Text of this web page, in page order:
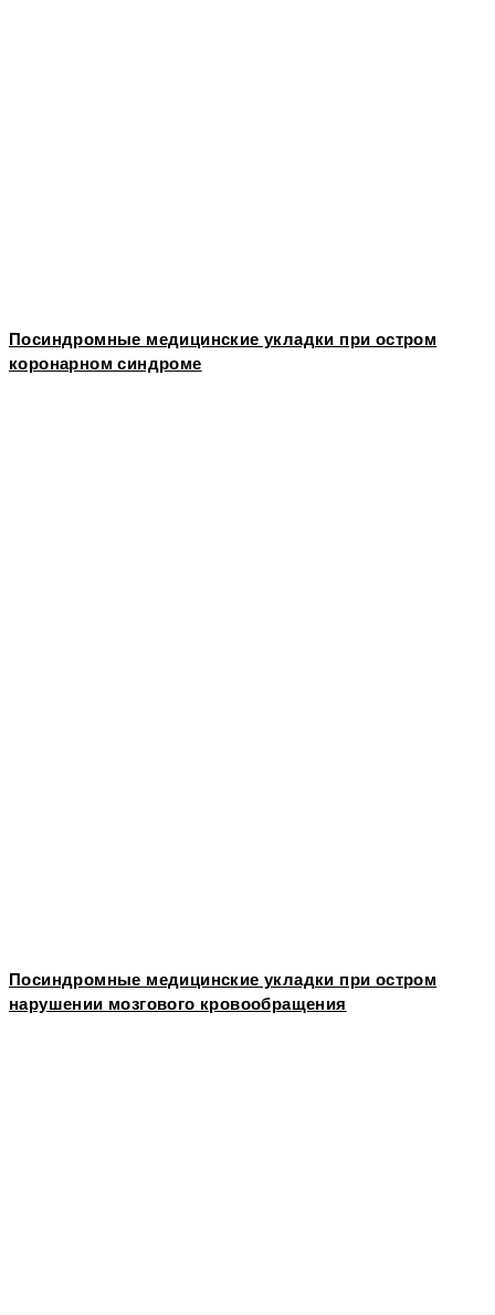
Посиндромные медицинские укладки при остром
коронарном синдроме
Посиндромные медицинские укладки при остром
нарушении мозгового кровообращения